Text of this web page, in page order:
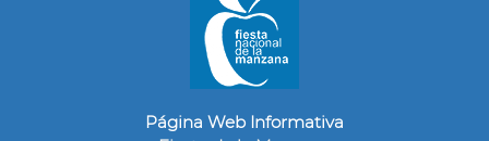
Página Web Informativa